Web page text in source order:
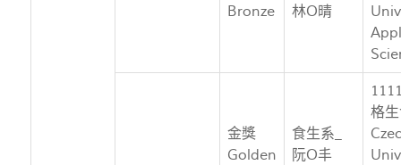
Bronze
林O晴
金獎
Golden
食生系_
阮O丰
格